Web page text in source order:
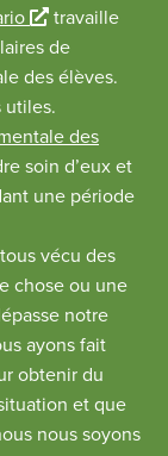
L
i
e
n
e
x
r
n
e
travaille
de
des élèves.
utiles.
des
soin d’eux et
une période
vécu des
chose ou une
notre
ayons fait
obtenir du
et que
nous soyons